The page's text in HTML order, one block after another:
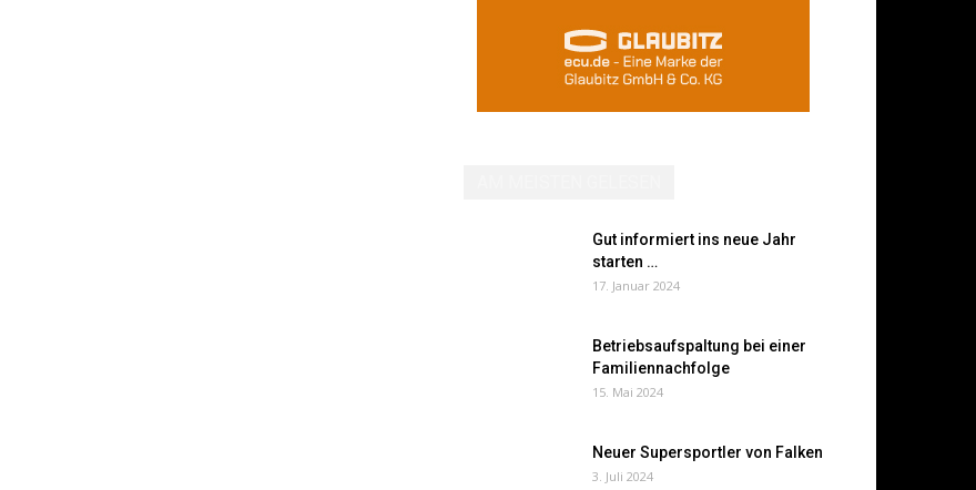
Gut informiert ins neue Jahr
starten …
17. Januar 2024
Betriebsaufspaltung bei einer
Familiennachfolge
15. Mai 2024
Neuer Supersportler von Falken
3. Juli 2024